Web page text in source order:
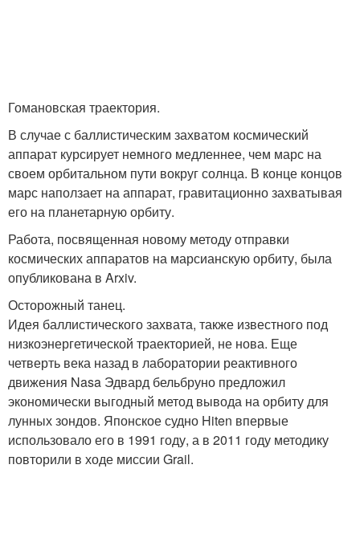
Гомановская траектория.
В случае с баллистическим захватом космический
аппарат курсирует немного медленнее, чем марс на
своем орбитальном пути вокруг солнца. В конце концов
марс наползает на аппарат, гравитационно захватывая
его на планетарную орбиту.
Работа, посвященная новому методу отправки
космических аппаратов на марсианскую орбиту, была
опубликована в Arxiv.
Осторожный танец.
Идея баллистического захвата, также известного под
низкоэнергетической траекторией, не нова. Еще
четверть века назад в лаборатории реактивного
движения Nasa Эдвард бельбруно предложил
экономически выгодный метод вывода на орбиту для
лунных зондов. Японское судно Hiten впервые
использовало его в 1991 году, а в 2011 году методику
повторили в ходе миссии Grail.